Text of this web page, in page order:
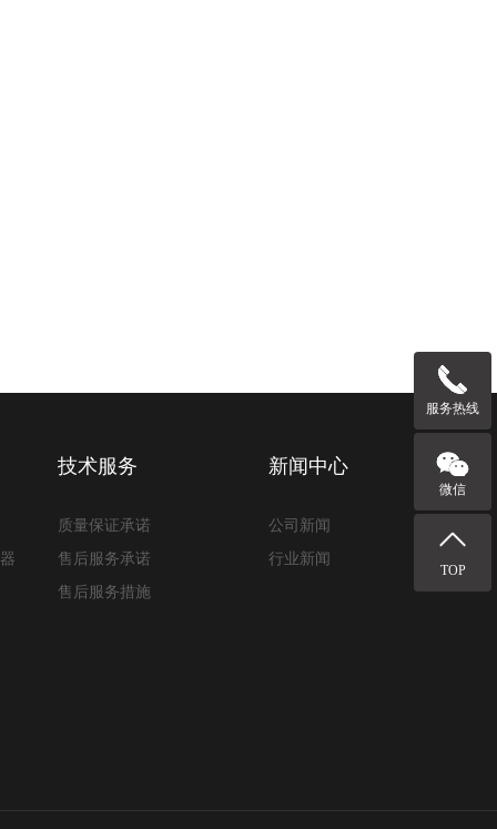
技术服务
质量保证承诺
售后服务承诺
售后服务措施
新闻中心
公司新闻
行业新闻
服务热线
微信
TOP